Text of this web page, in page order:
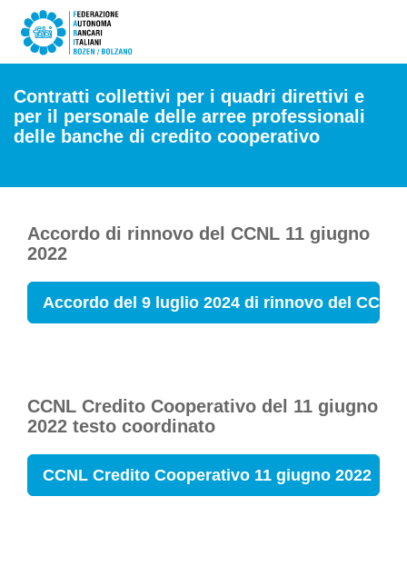
Contratti collettivi per i quadri direttivi e
per il personale delle arree professionali
delle banche di credito cooperativo
Accordo di rinnovo del CCNL 11 giugno
2022
Accordo del 9 luglio 2024 di rinnovo del CCNL
CCNL Credito Cooperativo del 11 giugno
2022 testo coordinato
CCNL Credito Cooperativo 11 giugno 2022